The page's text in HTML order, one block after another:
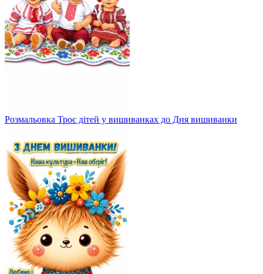
Розмальовка Троє дітей у вишиванках до Дня вишиванки